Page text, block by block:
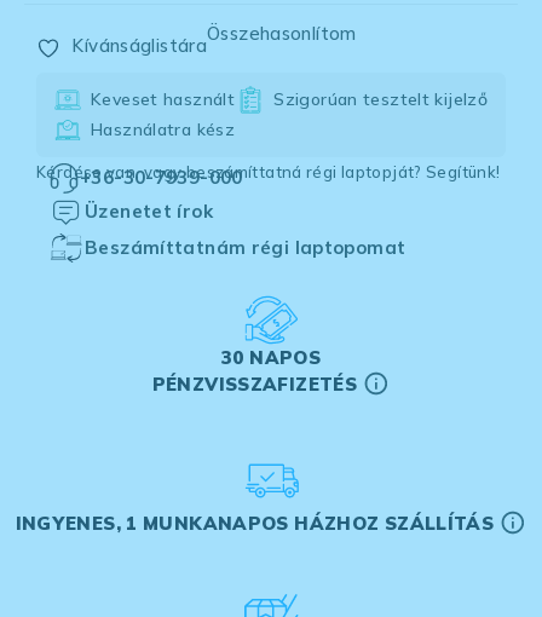
Kívánságlistára
Összehasonlítom
Keveset használt
Szigorúan tesztelt kijelző
Használatra kész
Kérdése van, vagy beszámíttatná régi laptopját? Segítünk!
+36-30-7939-000
Üzenetet írok
Beszámíttatnám régi laptopomat
30 NAPOS
PÉNZVISSZAFIZETÉS
INGYENES, 1 MUNKANAPOS HÁZHOZ SZÁLLÍTÁS